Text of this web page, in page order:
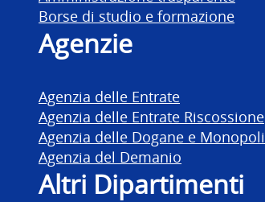
Borse di studio e formazione
Agenzie
Agenzia delle Entrate
Agenzia delle Entrate Riscossione
Agenzia delle Dogane e Monopoli
Agenzia del Demanio
Altri Dipartimenti